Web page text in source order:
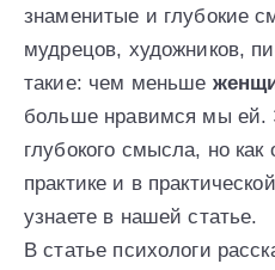
знаменитые и глубокие
мудрецов, художников,
такие: чем меньше
больше нравимся мы ей.
глубокого смысла, но как
практике и в
узнаете в нашей статье.
В статье психологи